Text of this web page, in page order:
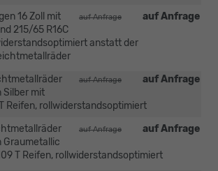
auf Anfrage
auf Anfrage
16 Zoll mit
215/65 R16C
anstatt der
auf Anfrage
auf Anfrage
Silber mit
Reifen, rollwiderstandsoptimiert
auf Anfrage
auf Anfrage
Graumetallic
T Reifen, rollwiderstandsoptimiert